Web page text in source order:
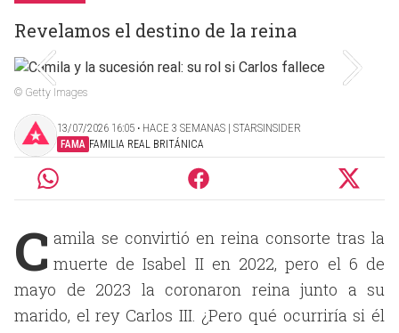
Revelamos el destino de la reina
© Getty Images
13/07/2026 16:05 ‧ HACE 3 SEMANAS | STARSINSIDER
FAMA FAMILIA REAL BRITÁNICA
C amila se convirtió en reina consorte tras la
muerte de Isabel II en 2022, pero el 6 de
mayo de 2023 la coronaron reina junto a su
marido, el rey Carlos III. ¿Pero qué ocurriría si él